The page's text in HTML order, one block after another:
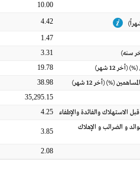
10.00
4.42
1.47
سنه)
3.31
(%) (أخر 12 شهر)
19.78
(%) (أخر 12 شهر)
38.98
35,295.15
الاستهلاك والفائدة والإطفاء
4.25
و الضرائب و الإهلاك
3.85
2.08